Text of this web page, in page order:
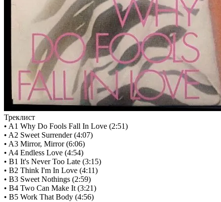
Треклист
• A1 Why Do Fools Fall In Love (2:51)
• A2 Sweet Surrender (4:07)
• A3 Mirror, Mirror (6:06)
• A4 Endless Love (4:54)
• B1 It's Never Too Late (3:15)
• B2 Think I'm In Love (4:11)
• B3 Sweet Nothings (2:59)
• B4 Two Can Make It (3:21)
• B5 Work That Body (4:56)